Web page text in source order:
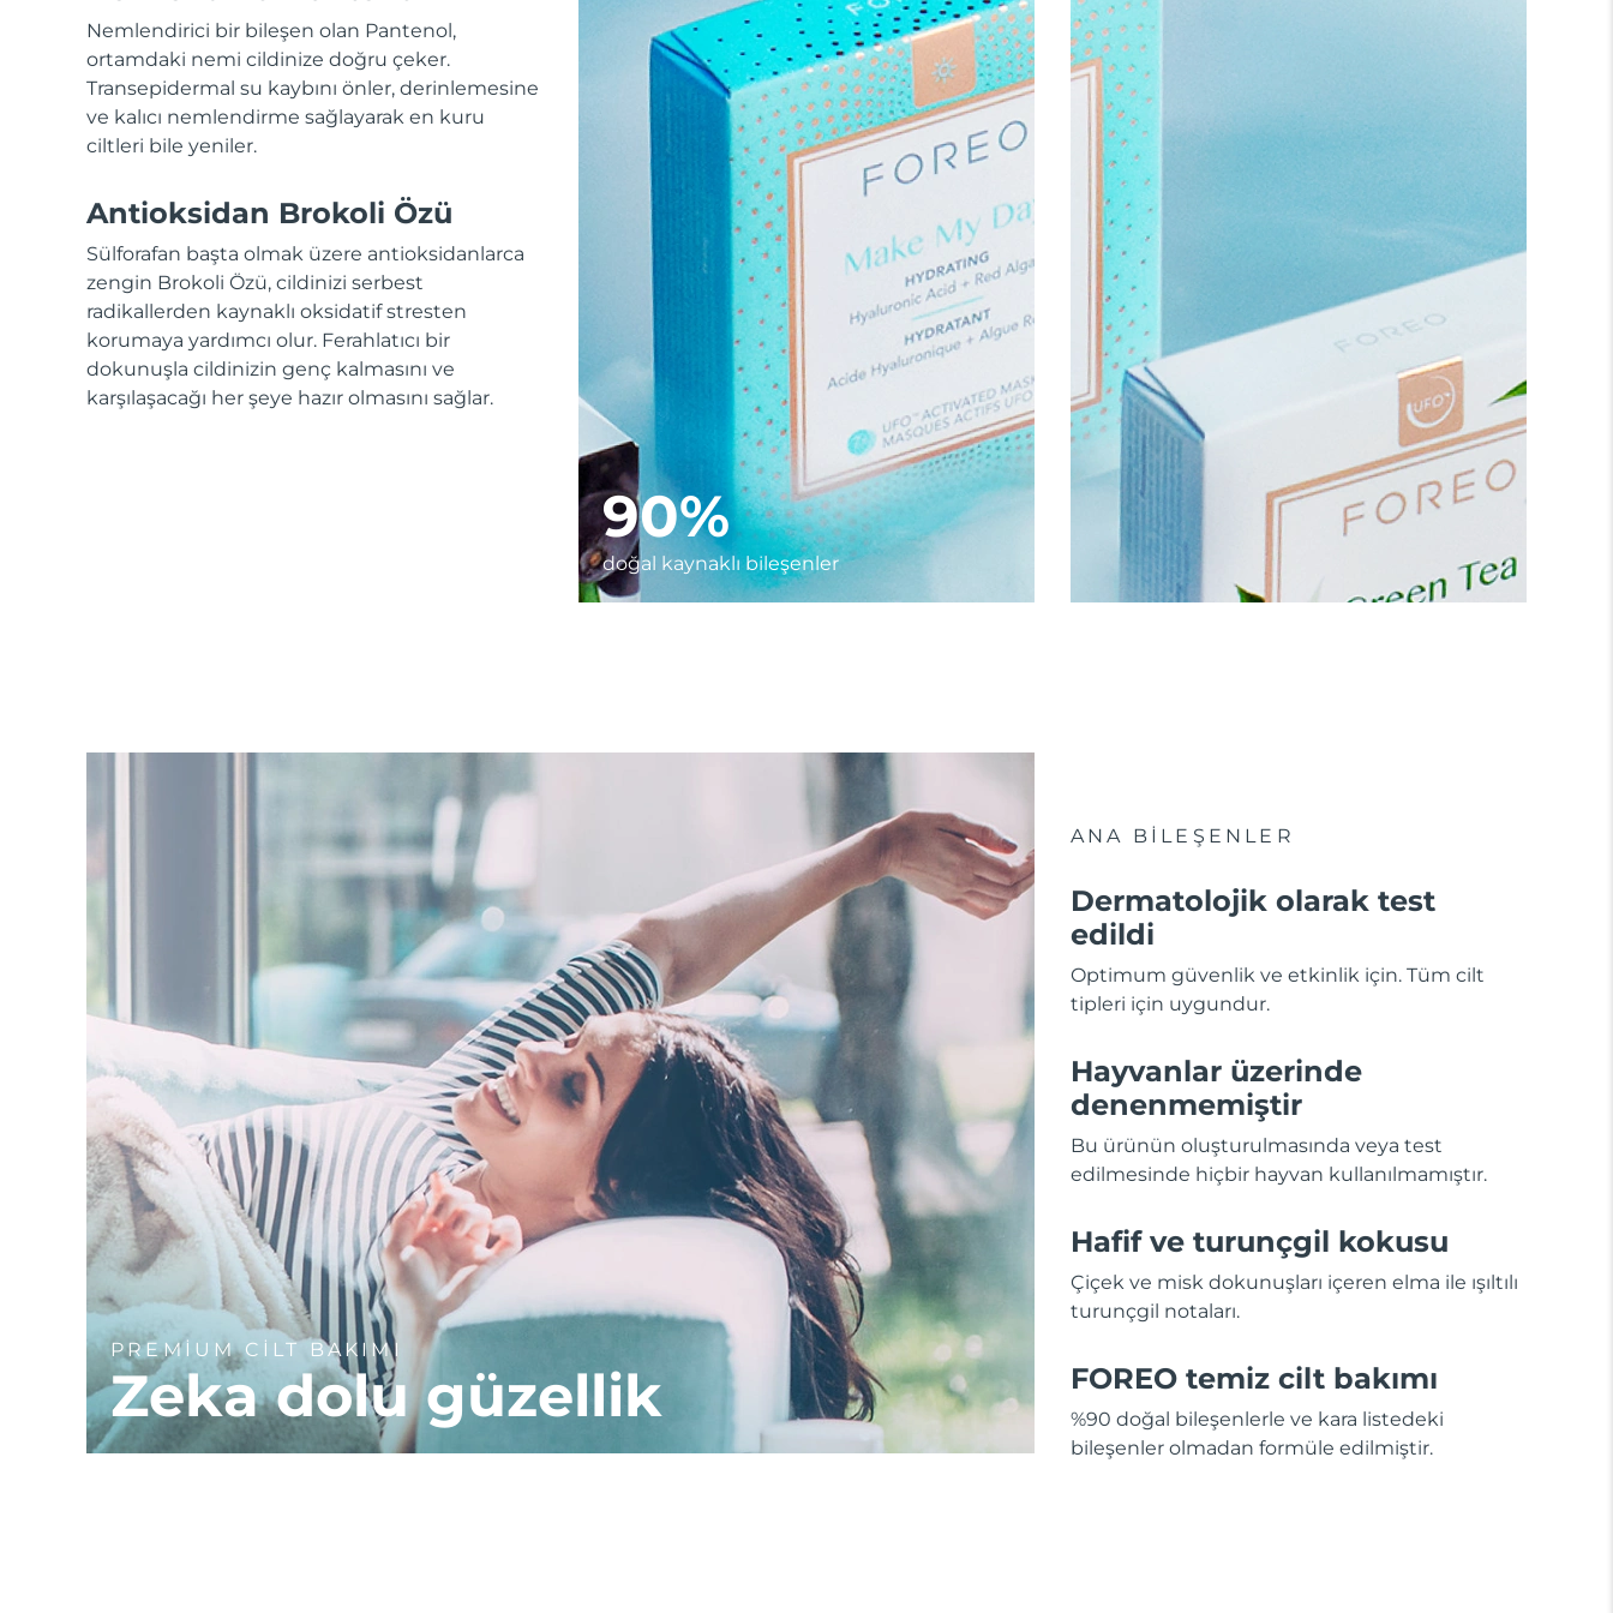
Nemlendirici bir bileşen olan Pantenol,
ortamdaki nemi cildinize doğru çeker.
Transepidermal su kaybını önler, derinlemesine
ve kalıcı nemlendirme sağlayarak en kuru
ciltleri bile yeniler.
Antioksidan Brokoli Özü
Sülforafan başta olmak üzere antioksidanlarca
zengin Brokoli Özü, cildinizi serbest
radikallerden kaynaklı oksidatif stresten
korumaya yardımcı olur. Ferahlatıcı bir
dokunuşla cildinizin genç kalmasını ve
karşılaşacağı her şeye hazır olmasını sağlar.
90%
doğal kaynaklı bileşenler
PREMİUM CİLT BAKIMI
Zeka dolu güzellik
ANA BİLEŞENLER
Dermatolojik olarak test
edildi
Optimum güvenlik ve etkinlik için. Tüm cilt
tipleri için uygundur.
Hayvanlar üzerinde
denenmemiştir
Bu ürünün oluşturulmasında veya test
edilmesinde hiçbir hayvan kullanılmamıştır.
Hafif ve turunçgil kokusu
Çiçek ve misk dokunuşları içeren elma ile ışıltılı
turunçgil notaları.
FOREO temiz cilt bakımı
%90 doğal bileşenlerle ve kara listedeki
bileşenler olmadan formüle edilmiştir.
KIWI™ cilt bakımı
Advanced pore care essentials
Serum
For healthy hair
issa™ Teeth Whitening Gel
18% PAP
Kozmetik ürünleri
Erkekler
Tüm Ürünler
FOREO APP
HAKKINDA